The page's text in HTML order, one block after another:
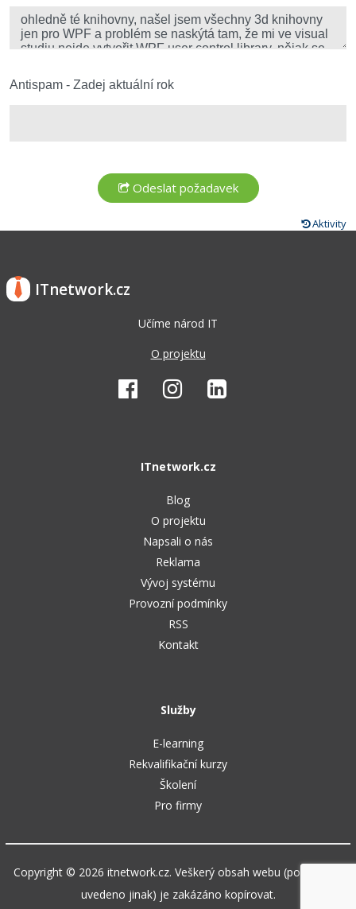
Fórum
Kybernetická bezpečnost
Antispam - Zadej aktuální rok
Aktivity
ITnetwork.cz
Učíme národ IT
O projektu
ITnetwork.cz
Blog
O projektu
Napsali o nás
Reklama
Vývoj systému
Provozní podmínky
RSS
Kontakt
Služby
E-learning
Rekvalifikační kurzy
Školení
Pro firmy
Copyright © 2026 itnetwork.cz. Veškerý obsah webu (pokud není
uvedeno jinak) je zakázáno kopírovat.